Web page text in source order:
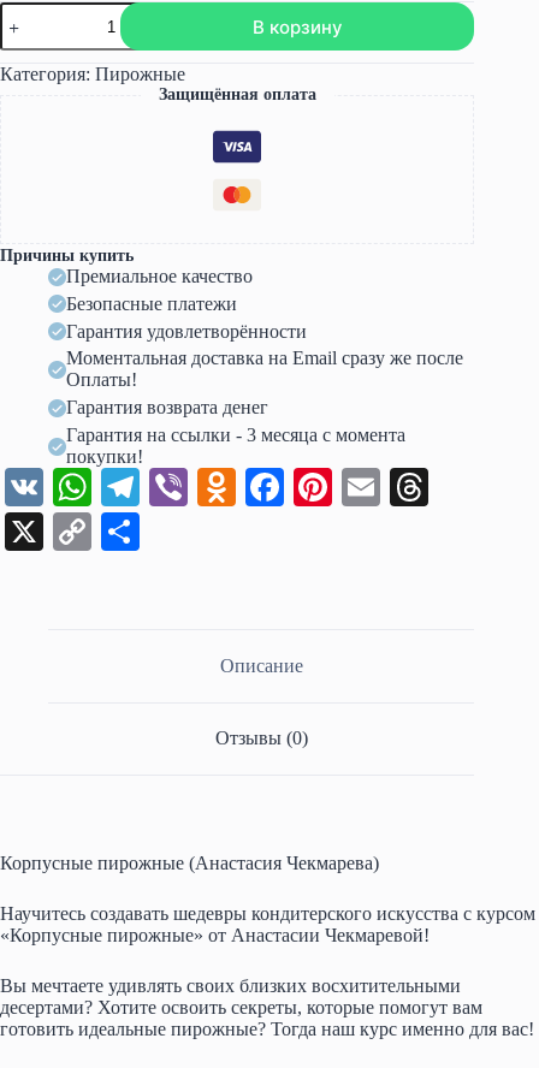
Количество
товара
Корпусные
пирожные
В корзину
Категория: Пирожные
Защищённая оплата
Причины купить
Премиальное качество
Безопасные платежи
Гарантия удовлетворённости
Моментальная доставка на Email сразу же после
Оплаты!
Гарантия возврата денег
Гарантия на ссылки - 3 месяца с момента
покупки!
V
K
W
ha
ts
Te
Vi
O
ni
Fa Pi
E
X
C
Описание
Отзывы (0)
Корпусные пирожные (Анастасия Чекмарева)
Научитесь создавать шедевры кондитерского искусства с курсом
«Корпусные пирожные» от Анастасии Чекмаревой!
Вы мечтаете удивлять своих близких восхитительными
десертами? Хотите освоить секреты, которые помогут вам
готовить идеальные пирожные? Тогда наш курс именно для вас!